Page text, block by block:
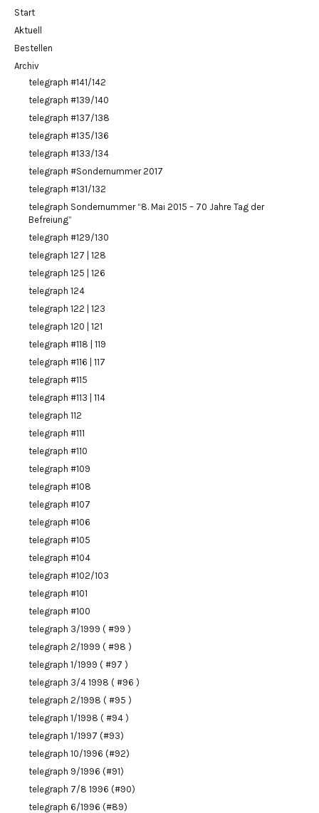
Start
Aktuell
Bestellen
Archiv
telegraph #141/142
telegraph #139/140
telegraph #137/138
telegraph #135/136
telegraph #133/134
telegraph #Sondernummer 2017
telegraph #131/132
telegraph Sondernummer “8. Mai 2015 – 70 Jahre Tag der
Befreiung”
telegraph #129/130
telegraph 127 | 128
telegraph 125 | 126
telegraph 124
telegraph 122 | 123
telegraph 120 | 121
telegraph #118 | 119
telegraph #116 | 117
telegraph #115
telegraph #113 | 114
telegraph 112
telegraph #111
telegraph #110
telegraph #109
telegraph #108
telegraph #107
telegraph #106
telegraph #105
telegraph #104
telegraph #102/103
telegraph #101
telegraph #100
telegraph 3/1999 ( #99 )
telegraph 2/1999 ( #98 )
telegraph 1/1999 ( #97 )
telegraph 3/4 1998 ( #96 )
telegraph 2/1998 ( #95 )
telegraph 1/1998 ( #94 )
telegraph 1/1997 (#93)
telegraph 10/1996 (#92)
telegraph 9/1996 (#91)
telegraph 7/8 1996 (#90)
telegraph 6/1996 (#89)